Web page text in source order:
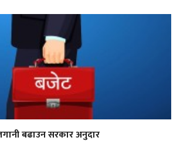
बढाउन सरकार अनुदार